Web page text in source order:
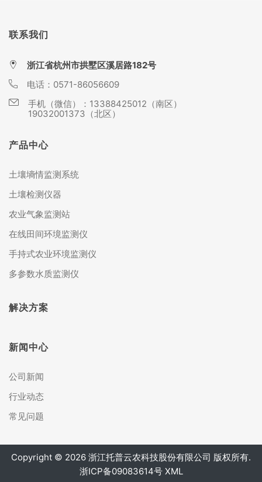
联系我们
浙江省杭州市拱墅区溪居路182号
电话： 0571-86056609
手机（微信）： 13388425012（南区）
19032001373（北区）
产品中心
土壤墒情监测系统
土壤检测仪器
农业气象监测站
在线田间环境监测仪
手持式农业环境监测仪
多参数水质监测仪
解决方案
新闻中心
公司新闻
行业动态
常见问题
Copyright © 2026 浙江托普云农科技股份有限公司 版权所有.
浙ICP备09083614号 XML